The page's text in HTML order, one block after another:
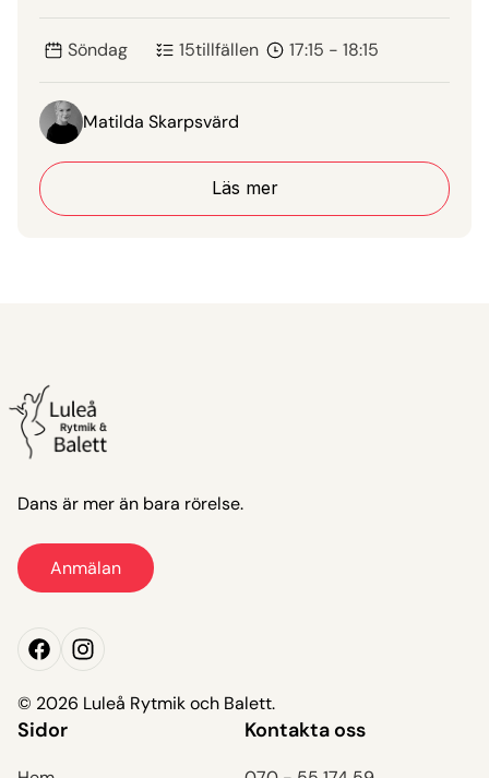
Söndag 15tillfällen 17:15 - 18:15
Matilda Skarpsvärd
Läs mer
Läs mer
Dans är mer än bara rörelse.
Anmälan
Anmälan
© 2026 Luleå Rytmik och Balett.
Sidor Kontakta oss